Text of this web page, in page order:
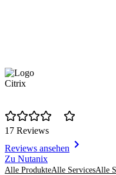
Citrix
17 Reviews
Reviews ansehen
Item
1
Zu Nutanix
Alle ProdukteAlle ServicesAlle